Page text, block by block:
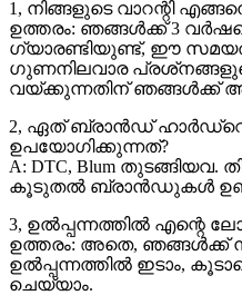
1, നിങ്ങളുടെ വാറന്റി
ഉത്തരം: ഞങ്ങൾക്ക് 3
ഗ്യാരണ്ടിയുണ്ട്, ഈ
ഗുണനിലവാര
വയ്ക്കുന്നതിന് ഞങ്ങൾക്ക്
2, ഏത് ബ്രാൻഡ്
ഉപയോഗിക്കുന്നത്?
A: DTC, Blum
കൂടുതൽ ബ്രാൻഡുകൾ
3, ഉൽപ്പന്നത്തിൽ എന്റെ
ഉത്തരം: അതെ, ഞങ്ങൾക്ക്
ഉൽപ്പന്നത്തിൽ ഇടാം,
ചെയ്യാം.